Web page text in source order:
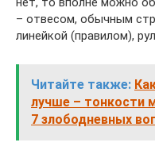
– отвесом, обычным
линейкой (правилом),
Читайте также:
лучше – тонкости
7 злободневных